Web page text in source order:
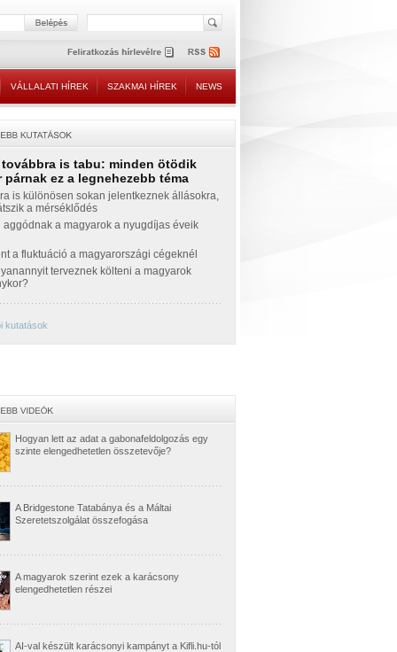
VÁLLALATI HÍREK SZAKMAI HÍREK NEWS
továbbra is tabu: minden ötödik
párnak ez a legnehezebb téma
is különösen sokan jelentkeznek állásokra,
a mérséklődés
aggódnak a magyarok a nyugdíjas éveik
a fluktuáció a magyarországi cégeknél
terveznek költeni a magyarok
kutatások
Hogyan lett az adat a gabonafeldolgozás egy
szinte elengedhetetlen összetevője?
A Bridgestone Tatabánya és a Máltai
Szeretetszolgálat összefogása
A magyarok szerint ezek a karácsony
elengedhetetlen részei
AI-val készült karácsonyi kampányt a Kifli.hu-tól